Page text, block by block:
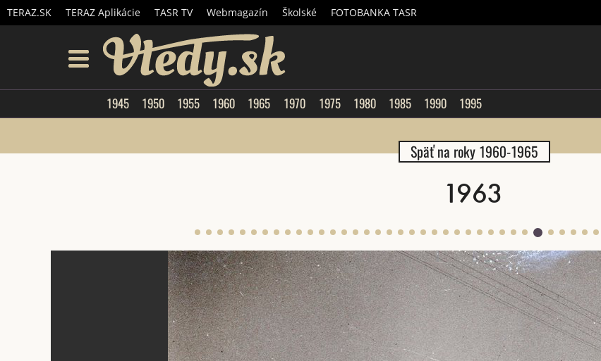
TERAZ.SK TERAZ Aplikácie TASR TV Webmagazín Školské FOTOBANKA TASR
1945 1950 1955 1960 1965 1970 1975 1980 1985 1990 1995
Späť na roky 1960-1965
1963